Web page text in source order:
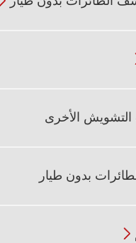
الأخرى
بدون طيار
